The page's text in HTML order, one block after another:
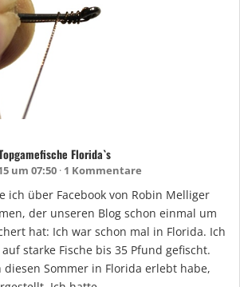
Florida`s
um 07:50 1 Kommentare
ich über Facebook von Robin Melliger
der unseren Blog schon einmal um
hat: Ich war schon mal in Florida. Ich
starke Fische bis 35 Pfund gefischt.
diesen Sommer in Florida erlebt habe,